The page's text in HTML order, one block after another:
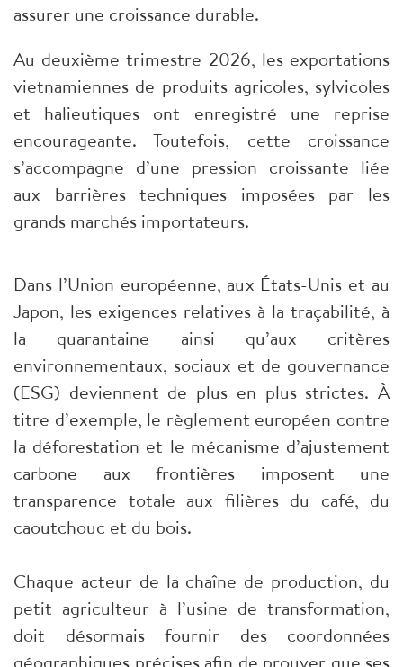
assurer une croissance durable.
Au deuxième trimestre 2026, les exportations
vietnamiennes de produits agricoles, sylvicoles
et halieutiques ont enregistré une reprise
encourageante. Toutefois, cette croissance
s’accompagne d’une pression croissante liée
aux barrières techniques imposées par les
grands marchés importateurs.
Dans l’Union européenne, aux États-Unis et au
Japon, les exigences relatives à la traçabilité, à
la quarantaine ainsi qu’aux critères
environnementaux, sociaux et de gouvernance
(ESG) deviennent de plus en plus strictes. À
titre d’exemple, le règlement européen contre
la déforestation et le mécanisme d’ajustement
carbone aux frontières imposent une
transparence totale aux filières du café, du
caoutchouc et du bois.
Chaque acteur de la chaîne de production, du
petit agriculteur à l’usine de transformation,
doit désormais fournir des coordonnées
géographiques précises afin de prouver que ses